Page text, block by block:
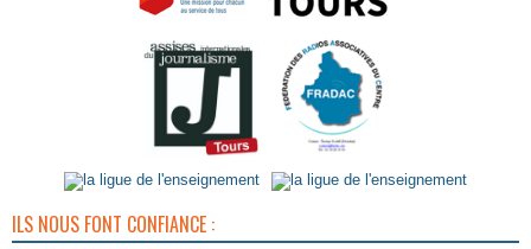
ILS NOUS FONT CONFIANCE :